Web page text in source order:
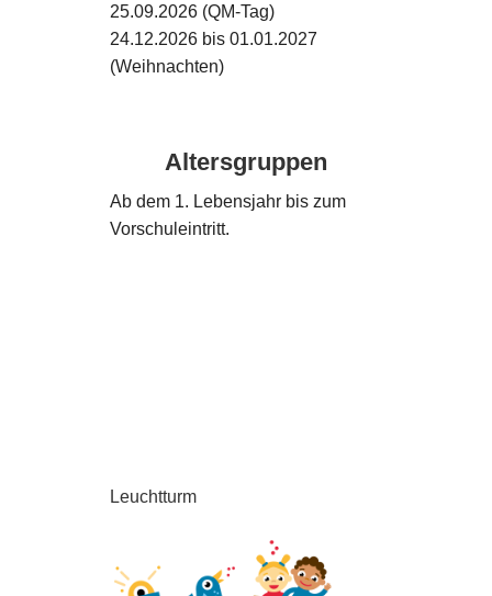
25.09.2026 (QM-Tag)
24.12.2026 bis 01.01.2027
(Weihnachten)
Altersgruppen
Ab dem 1. Lebensjahr bis zum
Vorschuleintritt.
Leuchtturm